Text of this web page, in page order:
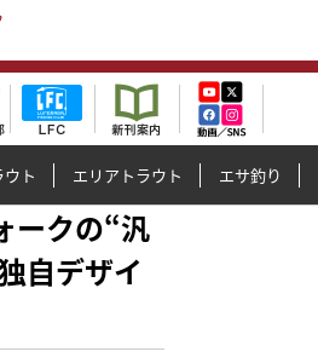
ト エリアトラウト エサ釣り
ークの“汎
自デザイ